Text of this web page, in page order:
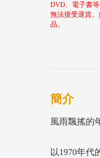
DVD、電子書
無法接受退貨
品。
簡介
風雨飄搖的
以1970年